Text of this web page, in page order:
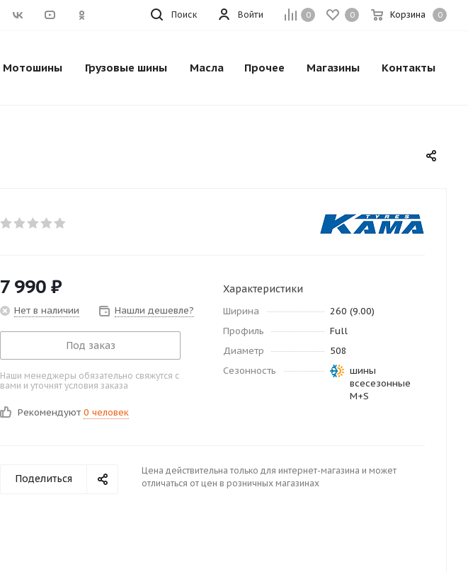
0 0 Корзина 0
Войти
Поиск
Мотошины Грузовые шины Масла Прочее Магазины Контакты
7 990 ₽
Нет в наличии Нашли дешевле?
Под заказ
Наши менеджеры обязательно свяжутся с
вами и уточнят условия заказа
Рекомендуют 0 человек
Характеристики
Ширина
260 (9.00)
Профиль
Full
Диаметр
508
Сезонность
шины
всесезонные
M+S
Поделиться
Цена действительна только для интернет-магазина и может
отличаться от цен в розничных магазинах